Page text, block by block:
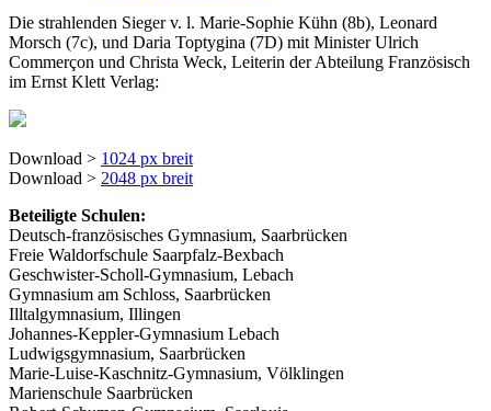
Die strahlenden Sieger v. l. Marie-Sophie Kühn (8b), Leonard
Morsch (7c), und Daria Toptygina (7D) mit Minister Ulrich
Commerçon und Christa Weck, Leiterin der Abteilung Französisch
im Ernst Klett Verlag:
Download > 1024 px breit
Download > 2048 px breit
Beteiligte Schulen:
Deutsch-französisches Gymnasium, Saarbrücken
Freie Waldorfschule Saarpfalz-Bexbach
Geschwister-Scholl-Gymnasium, Lebach
Gymnasium am Schloss, Saarbrücken
Illtalgymnasium, Illingen
Johannes-Keppler-Gymnasium Lebach
Ludwigsgymnasium, Saarbrücken
Marie-Luise-Kaschnitz-Gymnasium, Völklingen
Marienschule Saarbrücken